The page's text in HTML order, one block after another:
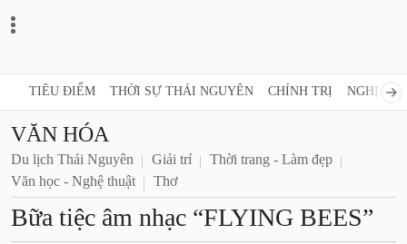
TIÊU ĐIỂM THỜI SỰ THÁI NGUYÊN CHÍNH TRỊ NGHỊ
VĂN HÓA
Du lịch Thái Nguyên Giải trí
Thời trang - Làm đẹp
Văn học - Nghệ thuật
Thơ
Bữa tiệc âm nhạc “FLYING BEES”